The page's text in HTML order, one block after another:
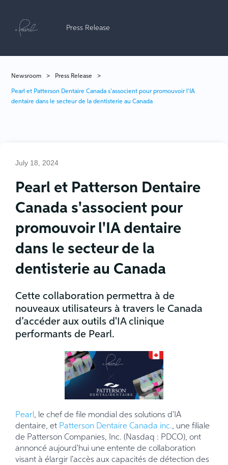
Press Release
Newsroom > Press Release >
Pearl et Patterson Dentaire Canada s'associent pour promouvoir l'IA
dentaire dans le secteur de la dentisterie au Canada
July 18, 2024
Pearl et Patterson Dentaire
Canada s'associent pour
promouvoir l'IA dentaire
dans le secteur de la
dentisterie au Canada
Cette collaboration permettra à de
nouveaux utilisateurs à travers le Canada
d’accéder aux outils d'IA clinique
performants de Pearl.
Pearl, le chef de file mondial des solutions d'IA
dentaire, et Patterson Dentaire Canada inc., une filiale
de Patterson Companies, Inc. (Nasdaq : PDCO), ont
annoncé aujourd'hui une entente de collaboration
visant à élargir l'accès aux capacités de détection des